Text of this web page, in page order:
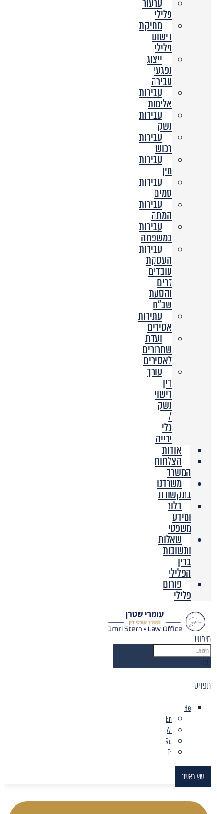
פלילי
מחיקת
רישום
פלילי
ייצוג
נפגעי
עבירה
עבירות
אלימות
עבירות
נשק
עבירות
רכוש
עבירות
מין
עבירות
סמים
עבירות
המתה
עבירות
במשפחה
עבירות
העסקת
עובדים
זרים
והסעת
שב”ח
עתירות
אסירים
ועדת
שחרורים
לאסירים
עורך
דין
רישוי
נשק
/
כלי
ירייה
אודות
הצלחות
המשרד
משרדנו
בתקשורת
בלוג
ומידע
משפטי
שאלות
ותשובות
בדין
הפלילי
פורום
פלילי
חיפוש
תפריט
He
En
Ar
Ru
Fr
יעוץ ראשוני